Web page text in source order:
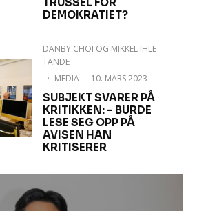
DEMOKRATIET?
DANBY CHOI OG MIKKEL IHLE
TANDE
· MEDIA · 10. MARS 2023
SUBJEKT SVARER PÅ
KRITIKKEN: – BURDE
LESE SEG OPP PÅ
AVISEN HAN
KRITISERER